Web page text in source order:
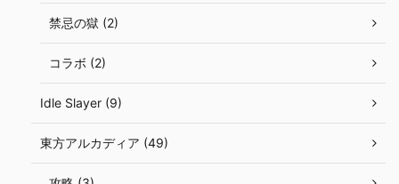
禁忌の獄 (2)
コラボ (2)
Idle Slayer (9)
東方アルカディア (49)